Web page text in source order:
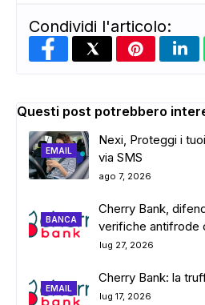
Condividi l'articolo:
Questi post potrebbero
EMAIL
Nexi, Proteggi i
via SMS
ago 7, 2026
BANCA
Cherry Bank,
verifiche antifrode
lug 27, 2026
EMAIL
Cherry Bank: la
lug 17, 2026